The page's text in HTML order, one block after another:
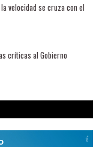
velocidad se cruza con el
críticas al Gobierno